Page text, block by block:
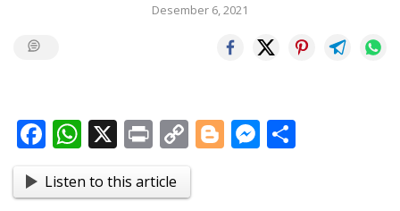
Desember 6, 2021
F
e
W
at
X Pr
t
C
o
p
Bl M
Listen to this article